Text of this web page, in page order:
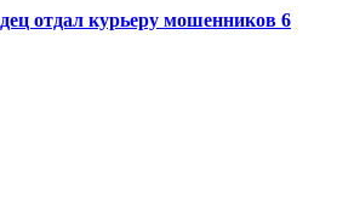
отдал курьеру мошенников 6